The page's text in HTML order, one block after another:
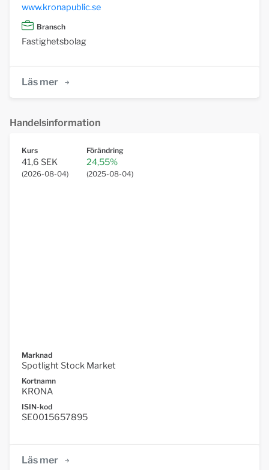
www.kronapublic.se
Bransch
Fastighetsbolag
Läs mer
Handelsinformation
Kurs
41,6 SEK
(2026-08-04)
Förändring
24,55%
(2025-08-04)
Marknad
Spotlight Stock Market
Kortnamn
KRONA
ISIN-kod
SE0015657895
Läs mer